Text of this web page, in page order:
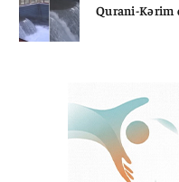
Qurani-Kərim